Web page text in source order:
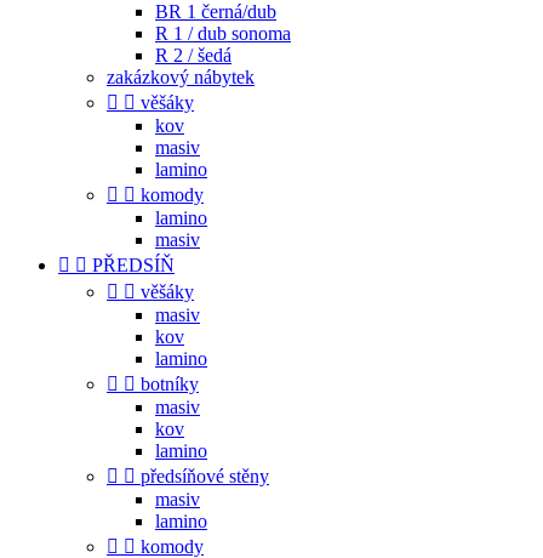
BR 1 černá/dub
R 1 / dub sonoma
R 2 / šedá
zakázkový nábytek
  věšáky
kov
masiv
lamino
  komody
lamino
masiv
  PŘEDSÍŇ
  věšáky
masiv
kov
lamino
  botníky
masiv
kov
lamino
  předsíňové stěny
masiv
lamino
  komody